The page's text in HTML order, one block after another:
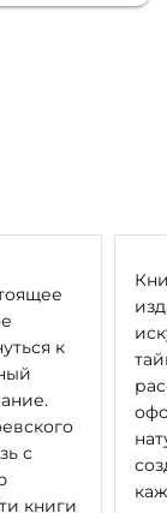
к
с
книги